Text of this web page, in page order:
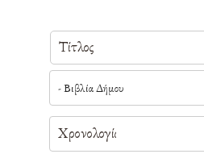
- Βιβλία Δήμου